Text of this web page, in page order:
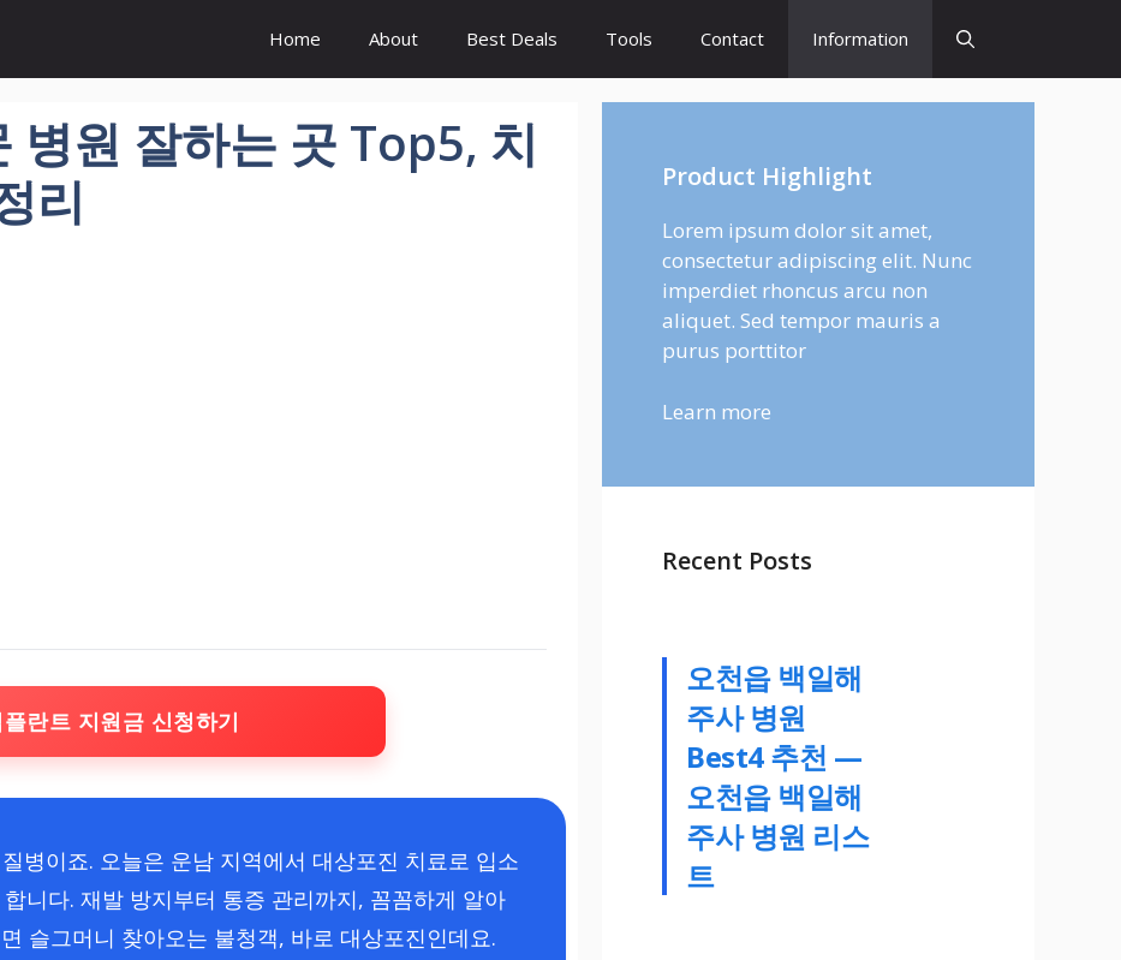
Home About Best Deals Tools Contact Information
병원 잘하는 곳 Top5, 치
리
란트 지원금 신청하기
병이죠. 오늘은 운남 지역에서 대상포진 치료로 입소
니다. 재발 방지부터 통증 관리까지, 꼼꼼하게 알아
슬그머니 찾아오는 불청객, 바로 대상포진인데요.
Product Highlight
Lorem ipsum dolor sit amet,
consectetur adipiscing elit. Nunc
imperdiet rhoncus arcu non
aliquet. Sed tempor mauris a
purus porttitor
Learn more
Recent Posts
오천읍 백일해
주사 병원
Best4 추천 —
오천읍 백일해
주사 병원 리스
트